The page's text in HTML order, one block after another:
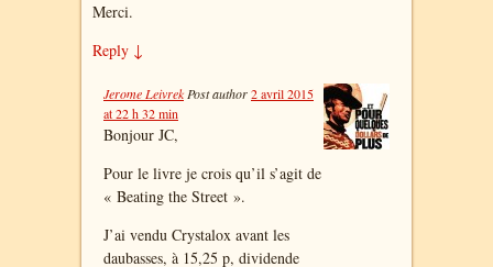
Merci.
Reply ↓
Jerome LeivrekPost author2 avril 2015
at 22 h 32 min
Bonjour JC,
Pour le livre je crois qu’il s’agit de
« Beating the Street ».
J’ai vendu Crystalox avant les
daubasses, à 15,25 p, dividende